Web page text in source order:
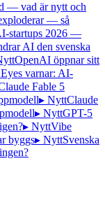
— vad är nytt och
— så
startups 2026 —
AI den svenska
OpenAI öppnar sitt
varnar: AI-
Fable 5
▸ NyttClaude
▸ NyttGPT-5
▸ NyttVibe
byggs▸ NyttSvenska